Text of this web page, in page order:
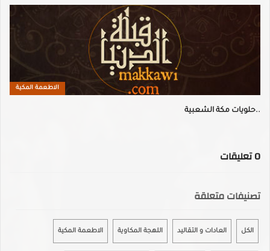
الاطعمة المكية
حلويات مكة الشعبية..
0تعليقات
تصنيفات متعلقة
الكل العادات و التقاليد اللهجة المكاوية الاطعمة المكية